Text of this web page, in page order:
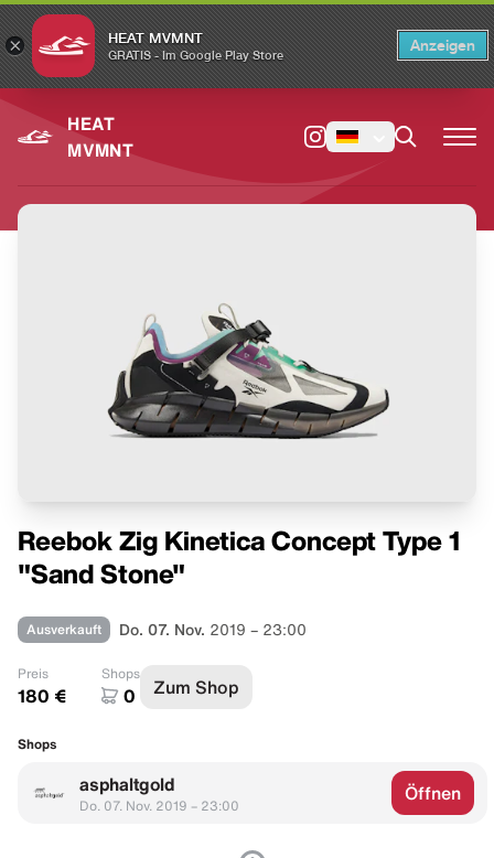
× HEAT MVMNT
GRATIS - Im Google Play Store
Anzeigen
HEAT
MVMNT
Reebok Zig Kinetica Concept Type 1
"Sand Stone"
Ausverkauft Do. 07. Nov. 2019 – 23:00
Preis
180 €
Shops
0 Zum Shop
Shops
asphaltgold
Do. 07. Nov. 2019 – 23:00
Öffnen
Switch to the English version? Switch ×